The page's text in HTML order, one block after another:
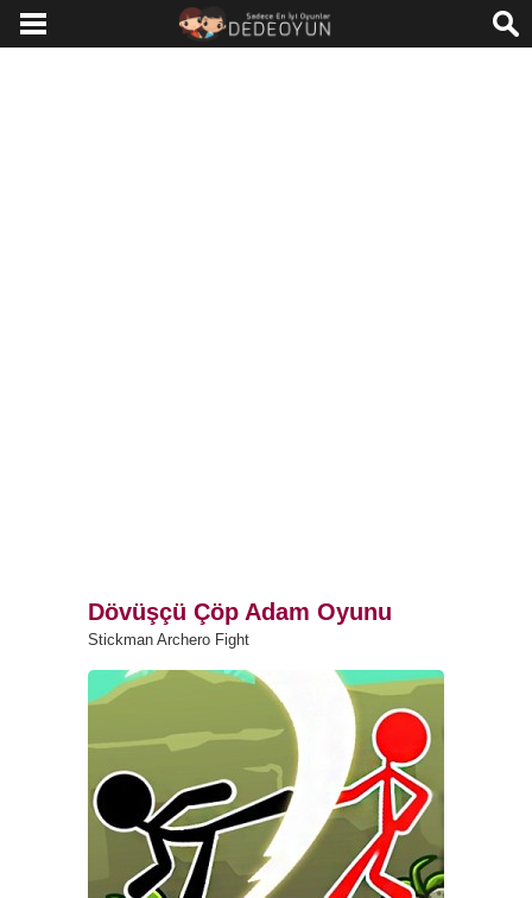
Dövüşçü Çöp Adam Oyunu
Stickman Archero Fight